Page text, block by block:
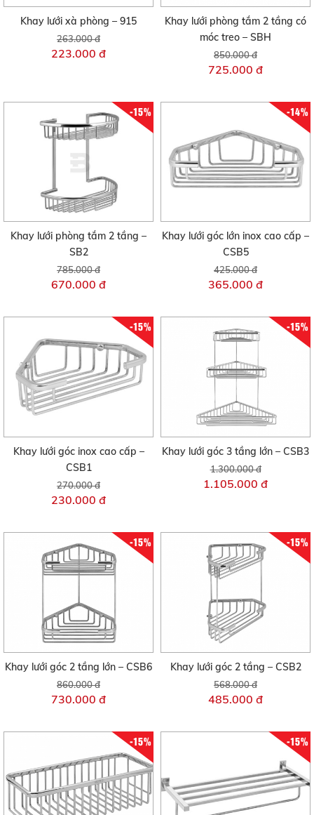
Khay lưới xà phòng – 915
263.000 đ
223.000 đ
Khay lưới phòng tắm 2 tầng có
móc treo – SBH
850.000 đ
725.000 đ
-15%
Khay lưới phòng tắm 2 tầng –
SB2
785.000 đ
670.000 đ
-14%
Khay lưới góc lớn inox cao cấp –
CSB5
425.000 đ
365.000 đ
-15%
Khay lưới góc inox cao cấp –
CSB1
270.000 đ
230.000 đ
-15%
Khay lưới góc 3 tầng lớn – CSB3
1.300.000 đ
1.105.000 đ
-15%
Khay lưới góc 2 tầng lớn – CSB6
860.000 đ
730.000 đ
-15%
Khay lưới góc 2 tầng – CSB2
568.000 đ
485.000 đ
-15% -15%